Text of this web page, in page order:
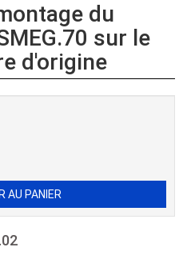
du
sur le
d'origine